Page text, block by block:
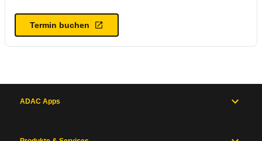
Termin buchen
ADAC Apps